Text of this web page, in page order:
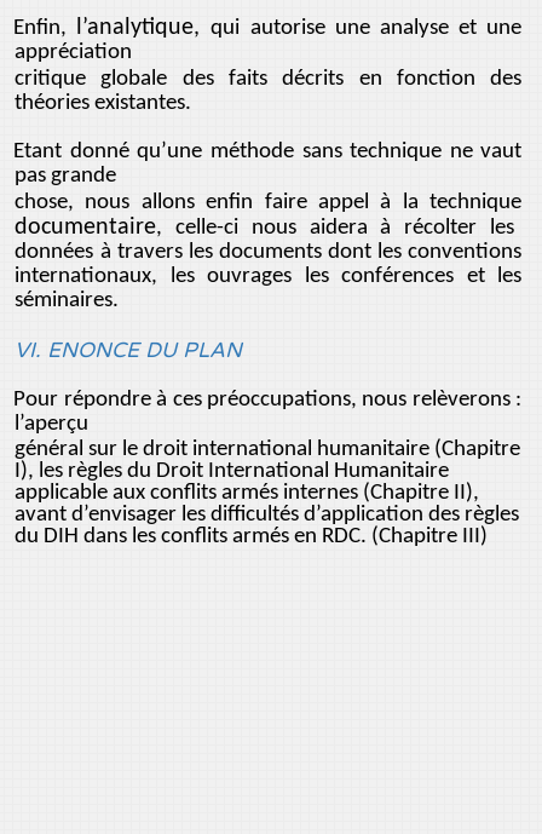
Enfin, l’analytique,qui autorise une analyse et une
appréciation
critique globale des faits décrits en fonction des
théories existantes.
Etant donné qu’une méthode sans technique ne vaut
pas grande
chose, nous allons enfin faire appel à la technique
documentaire, celle-ci nous aidera à récolter les
données à travers les documents dont les conventions
internationaux, les ouvrages les conférences et les
séminaires.
VI. ENONCE DU PLAN
Pour répondre à ces préoccupations, nous relèverons :
l’aperçu
général sur le droit international humanitaire (Chapitre
I), les règles du Droit International Humanitaire
applicable aux conflits armés internes (Chapitre II),
avant d’envisager les difficultés d’application des règles
du DIH dans les conflits armés en RDC. (Chapitre III)